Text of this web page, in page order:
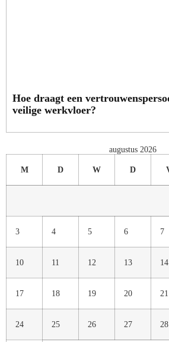
Hoe draagt een
veilige werkvloer?
augustus 2026
M D W D
3 4 5 6 7
10 11 12 13 14
17 18 19 20 21
24 25 26 27 28